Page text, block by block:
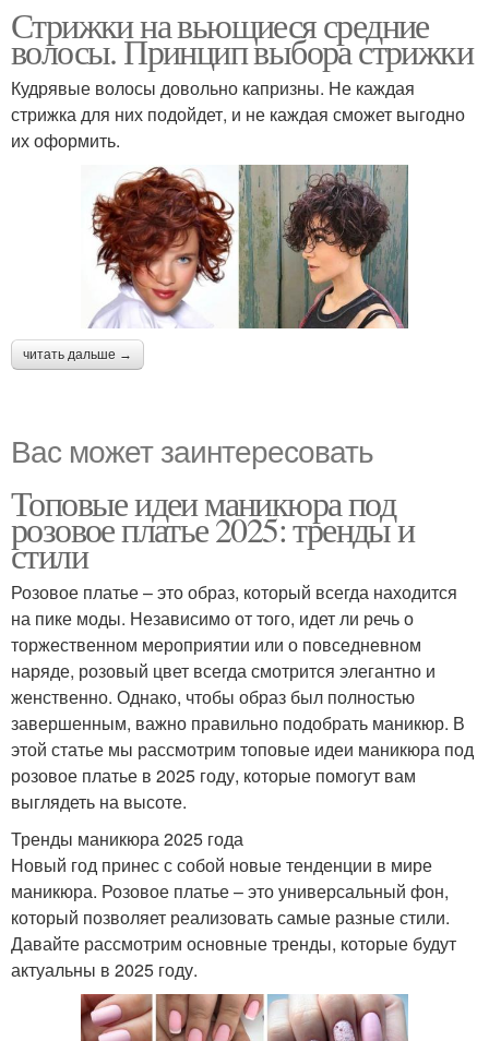
Стрижки на вьющиеся средние
волосы. Принцип выбора стрижки
Кудрявые волосы довольно капризны. Не каждая
стрижка для них подойдет, и не каждая сможет выгодно
их оформить.
читать дальше →
Вас может заинтересовать
Топовые идеи маникюра под
розовое платье 2025: тренды и
стили
Розовое платье – это образ, который всегда находится
на пике моды. Независимо от того, идет ли речь о
торжественном мероприятии или о повседневном
наряде, розовый цвет всегда смотрится элегантно и
женственно. Однако, чтобы образ был полностью
завершенным, важно правильно подобрать маникюр. В
этой статье мы рассмотрим топовые идеи маникюра под
розовое платье в 2025 году, которые помогут вам
выглядеть на высоте.
Тренды маникюра 2025 года
Новый год принес с собой новые тенденции в мире
маникюра. Розовое платье – это универсальный фон,
который позволяет реализовать самые разные стили.
Давайте рассмотрим основные тренды, которые будут
актуальны в 2025 году.